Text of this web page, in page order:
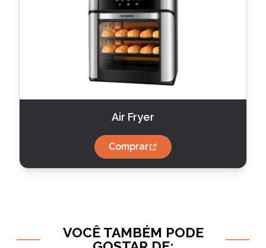
Air Fryer
Comprar
VOCÊ TAMBÉM PODE